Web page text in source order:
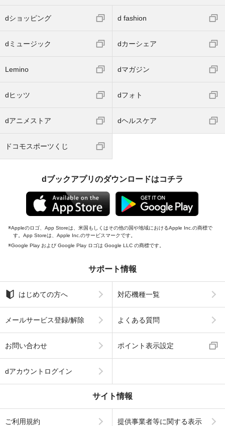
dショッピング d fashion
dミュージック dカーシェア
Lemino dマガジン
dヒッツ dフォト
dアニメストア dヘルスケア
ドコモスポーツくじ
dブックアプリのダウンロードはコチラ
Appleのロゴ、App Storeは、米国もしくはその他の国や地域におけるApple Inc.の商標で
す。App Storeは、Apple Inc.のサービスマークです。
Google Play および Google Play ロゴは Google LLC の商標です。
サポート情報
はじめての方へ 対応機種一覧
メールサービス登録/解除 よくある質問
お問い合わせ ポイント表示設定
dアカウントログイン
サイト情報
ご利用規約 提供事業者等に関する表示